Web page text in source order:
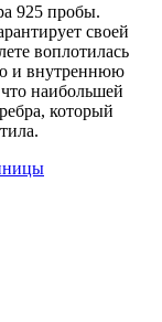
925 пробы.
своей
воплотилась
и внутреннюю
наибольшей
который